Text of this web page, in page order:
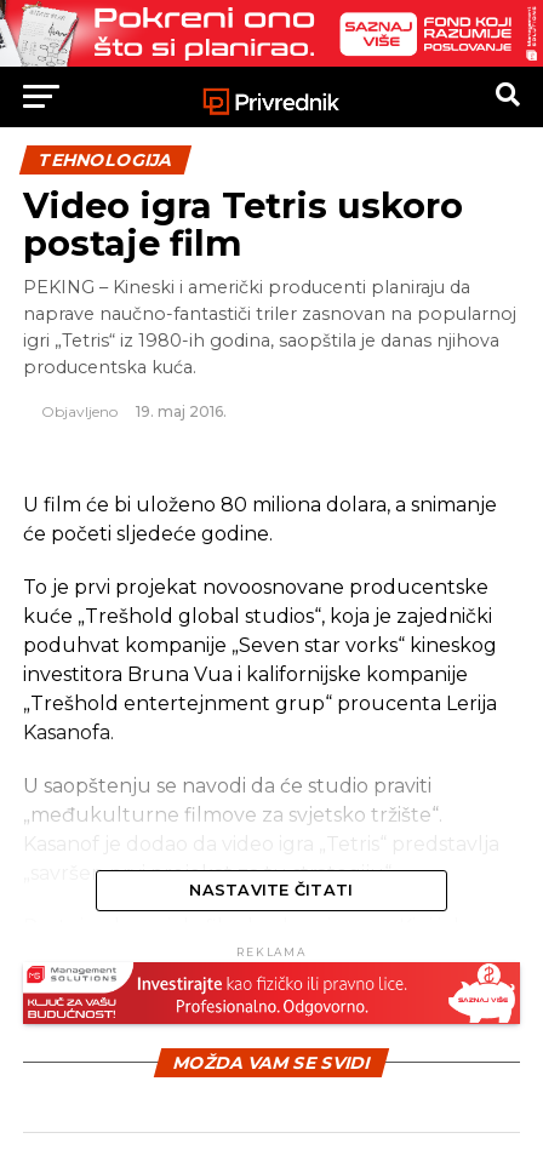
TEHNOLOGIJA
Video igra Tetris uskoro
postaje film
PEKING – Kineski i američki producenti planiraju da
naprave naučno-fantastiči triler zasnovan na popularnoj
igri „Tetris“ iz 1980-ih godina, saopštila je danas njihova
producentska kuća.
Objavljeno 19. maj 2016.
U film će bi uloženo 80 miliona dolara, a snimanje
će početi sljedeće godine.
To je prvi projekat novoosnovane producentske
kuće „Trešhold global studios“, koja je zajednički
poduhvat kompanije „Seven star vorks“ kineskog
investitora Bruna Vua i kalifornijske kompanije
„Trešhold entertejnment grup“ proucenta Lerija
Kasanofa.
U saopštenju se navodi da će studio praviti
„međukulturne filmove za svjetsko tržište“.
Kasanof je dodao da video igra „Tetris“ predstavlja
„savršen prvi projekat za tu strategiju“.
njemu igraju kineski glumci.
Igru „Tetris“, koja se sastoji od slaganja blokova
Pažitnov 1984. godine.
NASTAVITE ČITATI
REKLAMA
MOŽDA VAM SE SVIDI